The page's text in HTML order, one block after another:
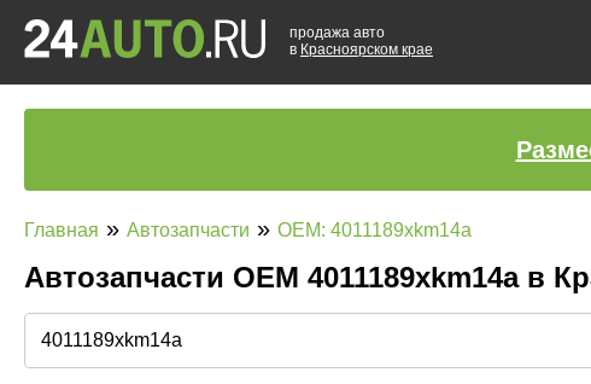
продажа авто
в Красноярском крае
Главная » Автозапчасти » OEM: 4011189xkm14a
Автозапчасти ОЕМ 4011189xkm14a в